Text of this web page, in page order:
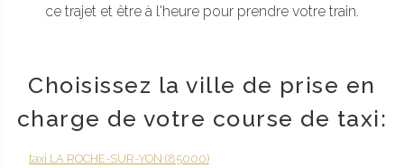
ce trajet et être à l'heure pour prendre votre train.
Choisissez la ville de prise en
charge de votre course de taxi:
taxi LA ROCHE-SUR-YON (85000)